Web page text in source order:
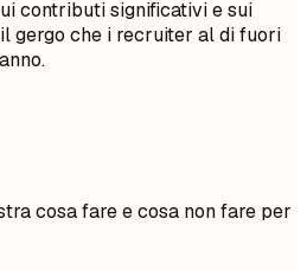
contributi significativi e sui
gergo che i recruiter al di fuori
cosa fare e cosa non fare per